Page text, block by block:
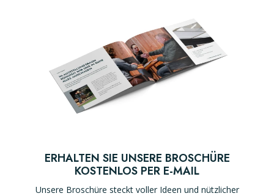
ERHALTEN SIE UNSERE BROSCHÜRE
KOSTENLOS PER E-MAIL
Unsere Broschüre steckt voller Ideen und nützlicher